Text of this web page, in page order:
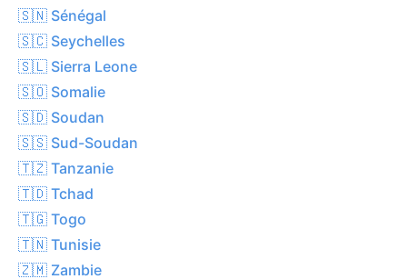
🇸🇳 Sénégal
🇸🇨 Seychelles
🇸🇱 Sierra Leone
🇸🇴 Somalie
🇸🇩 Soudan
🇸🇸 Sud-Soudan
🇹🇿 Tanzanie
🇹🇩 Tchad
🇹🇬 Togo
🇹🇳 Tunisie
🇿🇲 Zambie